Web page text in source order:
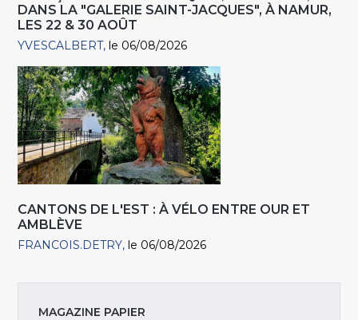
DANS LA "GALERIE SAINT-JACQUES", À NAMUR,
LES 22 & 30 AOÛT
YVESCALBERT le 06/08/2026
CANTONS DE L'EST : À VÉLO ENTRE OUR ET
AMBLÈVE
FRANCOIS.DETRY le 06/08/2026
MAGAZINE PAPIER